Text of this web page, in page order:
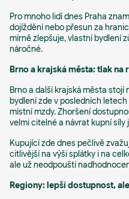
Pro mnoho lidí dnes Praha
dojíždění nebo přesun za
mírně zlepšuje, vlastní bydlení
náročné.
Brno a krajská města: tlak
Brno a další krajská města stojí
bydlení zde v posledních
místní mzdy. Zhoršení
velmi citelné a návrat kupní síly
Kupující zde dnes pečlivě
citlivější na výši splátky i na
ale už neodpouští
Regiony: lepší dostupnost,